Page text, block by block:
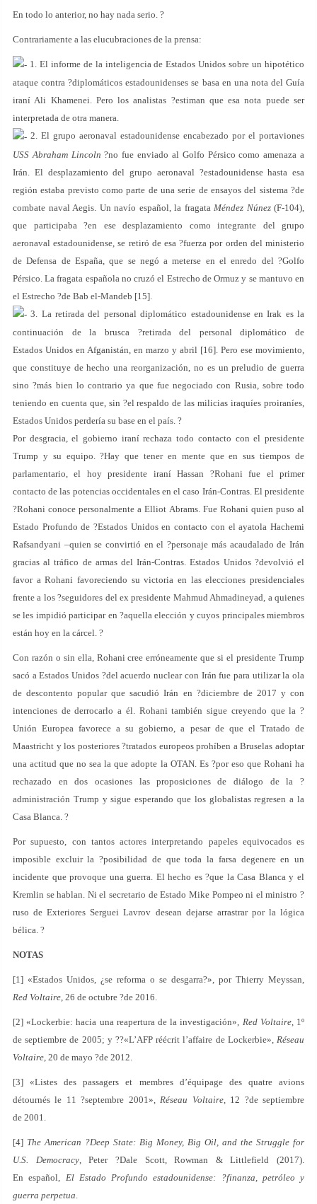
En todo lo anterior, no hay nada serio. ?
Contrariamente a las elucubraciones de la prensa:
1. El informe de la inteligencia de Estados Unidos sobre un hipotético
ataque contra ?diplomáticos estadounidenses se basa en una nota del Guía
iraní Ali Khamenei. Pero los analistas ?estiman que esa nota puede ser
interpretada de otra manera.
2. El grupo aeronaval estadounidense encabezado por el portaviones
USS Abraham Lincoln ?no fue enviado al Golfo Pérsico como amenaza a
Irán. El desplazamiento del grupo aeronaval ?estadounidense hasta esa
región estaba previsto como parte de una serie de ensayos del sistema ?de
combate naval Aegis. Un navío español, la fragata Méndez Núnez(F-104),
que participaba ?en ese desplazamiento como integrante del grupo
aeronaval estadounidense, se retiró de esa ?fuerza por orden del ministerio
de Defensa de España, que se negó a meterse en el enredo del ?Golfo
Pérsico. La fragata española no cruzó el Estrecho de Ormuz y se mantuvo en
el Estrecho ?de Bab el-Mandeb [15].
3. La retirada del personal diplomático estadounidense en Irak es la
continuación de la brusca ?retirada del personal diplomático de
Estados Unidos en Afganistán, en marzo y abril [16]. Pero ese movimiento,
que constituye de hecho una reorganización, no es un preludio de guerra
sino ?más bien lo contrario ya que fue negociado con Rusia, sobre todo
teniendo en cuenta que, sin ?el respaldo de las milicias iraquíes proiraníes,
Estados Unidos perdería su base en el país. ?
Por desgracia, el gobierno iraní rechaza todo contacto con el presidente
Trump y su equipo. ?Hay que tener en mente que en sus tiempos de
parlamentario, el hoy presidente iraní Hassan ?Rohani fue el primer
contacto de las potencias occidentales en el caso Irán-Contras. El presidente
?Rohani conoce personalmente a Elliot Abrams. Fue Rohani quien puso al
Estado Profundo de ?Estados Unidos en contacto con el ayatola Hachemi
Rafsandyani –quien se convirtió en el ?personaje más acaudalado de Irán
gracias al tráfico de armas del Irán-Contras. Estados Unidos ?devolvió el
favor a Rohani favoreciendo su victoria en las elecciones presidenciales
frente a los ?seguidores del ex presidente Mahmud Ahmadineyad, a quienes
se les impidió participar en ?aquella elección y cuyos principales miembros
están hoy en la cárcel. ?
Con razón o sin ella, Rohani cree erróneamente que si el presidente Trump
sacó a Estados Unidos ?del acuerdo nuclear con Irán fue para utilizar la ola
de descontento popular que sacudió Irán en ?diciembre de 2017 y con
intenciones de derrocarlo a él. Rohani también sigue creyendo que la ?
Unión Europea favorece a su gobierno, a pesar de que el Tratado de
Maastricht y los posteriores ?tratados europeos prohíben a Bruselas adoptar
una actitud que no sea la que adopte la OTAN. Es ?por eso que Rohani ha
rechazado en dos ocasiones las proposiciones de diálogo de la ?
administración Trump y sigue esperando que los globalistas regresen a la
Casa Blanca. ?
Por supuesto, con tantos actores interpretando papeles equivocados es
imposible excluir la ?posibilidad de que toda la farsa degenere en un
incidente que provoque una guerra. El hecho es ?que la Casa Blanca y el
Kremlin se hablan. Ni el secretario de Estado Mike Pompeo ni el ministro ?
ruso de Exteriores Serguei Lavrov desean dejarse arrastrar por la lógica
bélica. ?
NOTAS
[1] «Estados Unidos, ¿se reforma o se desgarra?», por Thierry Meyssan,
Red Voltaire, 26 de octubre ?de 2016.
[2] «Lockerbie: hacia una reapertura de la investigación», Red Voltaire, 1º
de septiembre de 2005; y ??«L’AFP réécrit l’affaire de Lockerbie», Réseau
Voltaire, 20 de mayo ?de 2012.
[3] «Listes des passagers et membres d’équipage des quatre avions
détournés le 11 ?septembre 2001»,Réseau Voltaire, 12 ?de septiembre
de 2001.
[4] The American ?Deep State: Big Money, Big Oil, and the Struggle for
U.S. Democracy, Peter ?Dale Scott, Rowman & Littlefield (2017).
En español, El Estado Profundo estadounidense: ?finanza, petróleo y
guerra perpetua.